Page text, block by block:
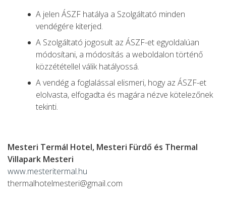
A jelen ÁSZF hatálya a Szolgáltató minden
vendégére kiterjed.
A Szolgáltató jogosult az ÁSZF-et egyoldalúan
módosítani, a módosítás a weboldalon történő
közzététellel válik hatályossá.
A vendég a foglalással elismeri, hogy az ÁSZF-et
elolvasta, elfogadta és magára nézve kötelezőnek
tekinti.
Mesteri Termál Hotel, Mesteri Fürdő és Thermal
Villapark Mesteri
www.mesteritermal.hu
thermalhotelmesteri@gmail.com